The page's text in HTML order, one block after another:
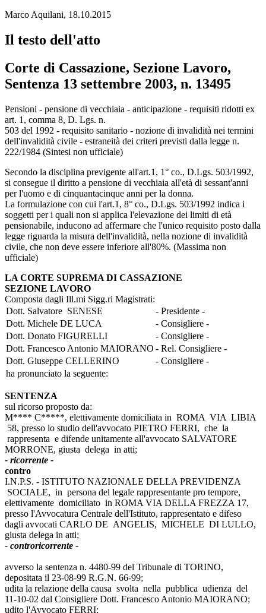
Marco Aquilani, 18.10.2015
Il testo dell'atto
Corte di Cassazione, Sezione Lavoro,
Sentenza 13 settembre 2003, n. 13495
Corte di Cassazione, Sezione Lavoro,
Pensioni - pensione di vecchiaia - anticipazione - requisiti ridotti ex
art. 1, comma 8, D. Lgs. n.
503 del 1992 - requisito sanitario - nozione di invalidità nei termini
dell'invalidità civile - estraneità dei criteri previsti dalla legge n.
222/1984 (Sintesi non ufficiale)
Secondo la disciplina previgente all'art.1, 1° co., D.Lgs. 503/1992,
si consegue il diritto a pensione di vecchiaia all'età di sessant'anni
per l'uomo e di cinquantacinque anni per la donna.
La formulazione con cui l'art.1, 8° co., D.Lgs. 503/1992 indica i
soggetti per i quali non si applica l'elevazione dei limiti di età
pensionabile, inducono ad affermare che l'unico requisito posto dalla
legge riguarda la misura dell'invalidità, nella nozione di invalidità
civile, che non deve essere inferiore all'80%. (Massima non
ufficiale)
LA CORTE SUPREMA DI CASSAZIONE
SEZIONE LAVORO
Composta dagli Ill.mi Sigg.ri Magistrati:
Dott. Salvatore SENESE
- Presidente -
Dott. Michele DE LUCA
- Consigliere -
Dott. Donato FIGURELLI
- Consigliere -
Dott. Francesco Antonio MAIORANO - Rel. Consigliere -
Dott. Giuseppe CELLERINO
- Consigliere -
ha pronunciato la seguente:
SENTENZA
sul ricorso proposto da:
M**** C*****, elettivamente domiciliata in ROMA VIA LIBIA
58, presso lo studio dell'avvocato PIETRO FERRI, che la
rappresenta e difende unitamente all'avvocato SALVATORE
MORRONE, giusta delega in atti;
- ricorrente -
contro
I.N.P.S. - ISTITUTO NAZIONALE DELLA PREVIDENZA
SOCIALE, in persona del legale rappresentante pro tempore,
elettivamente domiciliato in ROMA VIA DELLA FREZZA 17,
presso l'Avvocatura Centrale dell'Istituto, rappresentato e difeso
dagli avvocati CARLO DE ANGELIS, MICHELE DI LULLO,
giusta delega in atti;
- controricorrente -
avverso la sentenza n. 4480-99 del Tribunale di TORINO,
depositata il 23-08-99 R.G.N. 66-99;
udita la relazione della causa svolta nella pubblica udienza del
11-10-02 dal Consigliere Dott. Francesco Antonio MAIORANO;
udito l'Avvocato FERRI;